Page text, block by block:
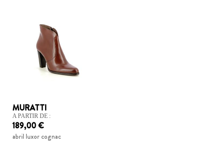
MURATTI
A PARTIR DE :
189,00 €
abril luxor cognac